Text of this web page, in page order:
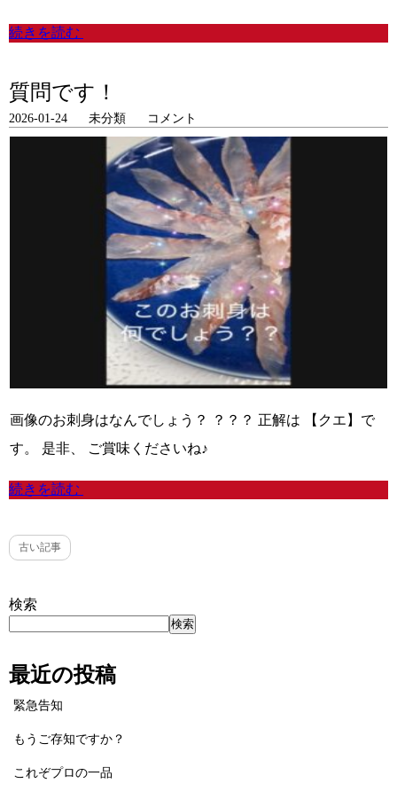
続きを読む
質問です！
2026-01-24 未分類 コメント
画像のお刺身はなんでしょう？ ？？？ 正解は 【クエ】で
す。 是非、 ご賞味くださいね♪
続きを読む
古い記事
検索
検索
最近の投稿
緊急告知
もうご存知ですか？
これぞプロの一品